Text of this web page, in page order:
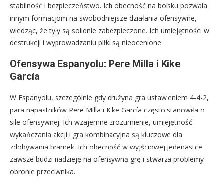
stabilność i bezpieczeństwo. Ich obecność na boisku pozwala
innym formacjom na swobodniejsze działania ofensywne,
wiedząc, że tyły są solidnie zabezpieczone. Ich umiejętności w
destrukcji i wyprowadzaniu piłki są nieocenione.
Ofensywa Espanyolu: Pere Milla i Kike
García
W Espanyolu, szczególnie gdy drużyna gra ustawieniem 4-4-2,
para napastników Pere Milla i Kike García często stanowiła o
sile ofensywnej. Ich wzajemne zrozumienie, umiejętność
wykańczania akcji i gra kombinacyjna są kluczowe dla
zdobywania bramek. Ich obecność w wyjściowej jedenastce
zawsze budzi nadzieję na ofensywną grę i stwarza problemy
obronie przeciwnika.